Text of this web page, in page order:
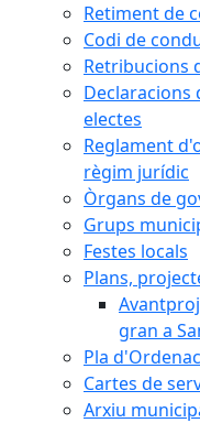
Retiment de
Codi de
Retribucions
Declaracions
electes
Reglament
règim jurídic
Òrgans de
Grups
Festes locals
Plans,
gran a
Pla
Cartes de
Arxiu